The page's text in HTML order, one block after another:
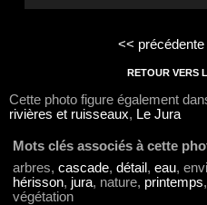
<< précédente
RETOUR VERS
Cette photo figure également
rivières et ruisseaux, Le Jura
Mots clés associés à cette
arbres, cascade, détail , eau,
hérisson, jura, nature, printemps,
végétation